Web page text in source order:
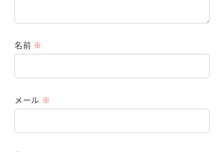
名前 ※
メール ※